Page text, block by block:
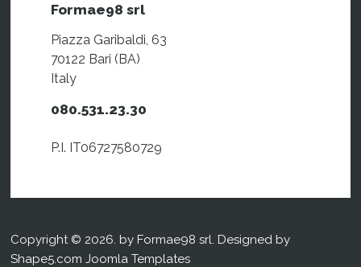
Formae98 srl
Piazza Garibaldi, 63
70122 Bari (BA)
Italy
080.531.23.30
P.I. IT06727580729
Copyright © 2026. by Formae98 srl. Designed by
Shape5.comJoomla Templates